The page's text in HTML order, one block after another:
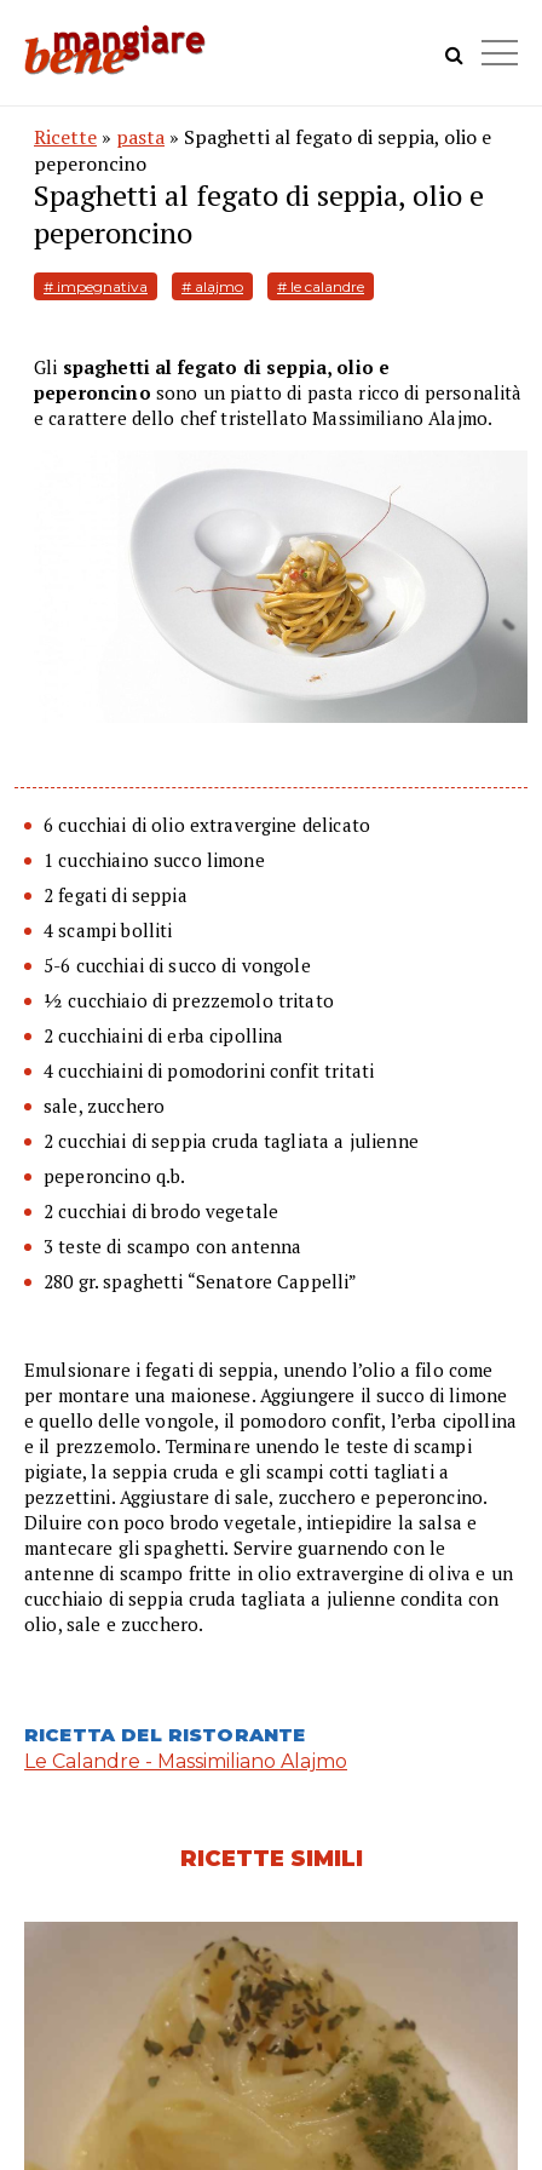
Ricette » pasta » Spaghetti al fegato di seppia, olio e
peperoncino
Spaghetti al fegato di seppia, olio e
peperoncino
# impegnativa # alajmo # le calandre
Gli spaghetti al fegato di seppia, olio e
peperoncino sono un piatto di pasta ricco di personalità
e carattere dello chef tristellato Massimiliano Alajmo.
6 cucchiai di olio extravergine delicato
1 cucchiaino succo limone
2 fegati di seppia
4 scampi bolliti
5-6 cucchiai di succo di vongole
½ cucchiaio di prezzemolo tritato
2 cucchiaini di erba cipollina
4 cucchiaini di pomodorini confit tritati
sale, zucchero
2 cucchiai di seppia cruda tagliata a julienne
peperoncino q.b.
2 cucchiai di brodo vegetale
3 teste di scampo con antenna
280 gr. spaghetti “Senatore Cappelli”
Emulsionare i fegati di seppia, unendo l’olio a filo come
per montare una maionese. Aggiungere il succo di limone
e quello delle vongole, il pomodoro confit, l’erba cipollina
e il prezzemolo. Terminare unendo le teste di scampi
pigiate, la seppia cruda e gli scampi cotti tagliati a
pezzettini. Aggiustare di sale, zucchero e peperoncino.
Diluire con poco brodo vegetale, intiepidire la salsa e
mantecare gli spaghetti. Servire guarnendo con le
antenne di scampo fritte in olio extravergine di oliva e un
cucchiaio di seppia cruda tagliata a julienne condita con
olio, sale e zucchero.
RICETTA DEL RISTORANTE
Le Calandre - Massimiliano Alajmo
RICETTE SIMILI